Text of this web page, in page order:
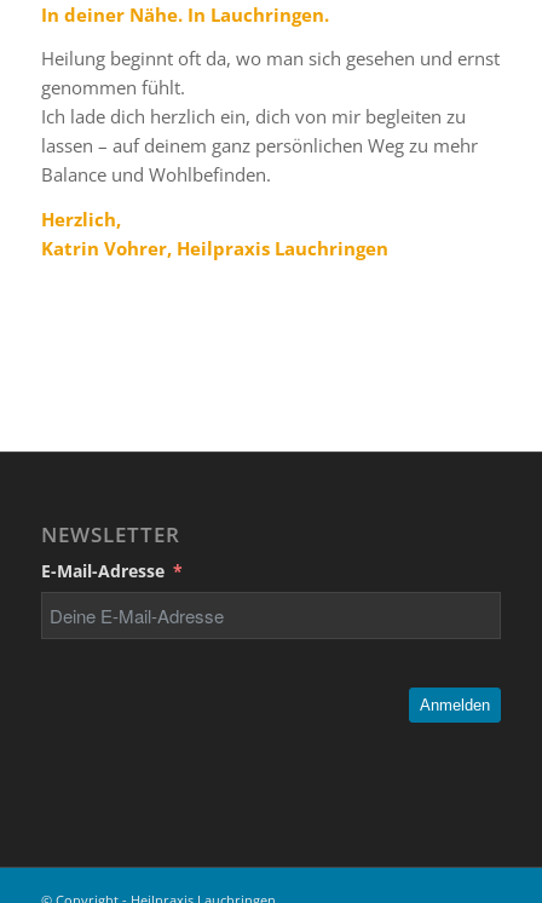
In deiner Nähe. In Lauchringen.
Heilung beginnt oft da, wo man sich gesehen und ernst
genommen fühlt.
Ich lade dich herzlich ein, dich von mir begleiten zu
lassen – auf deinem ganz persönlichen Weg zu mehr
Balance und Wohlbefinden.
Herzlich,
Katrin Vohrer, Heilpraxis Lauchringen
NEWSLETTER
E-Mail-Adresse
Anmelden